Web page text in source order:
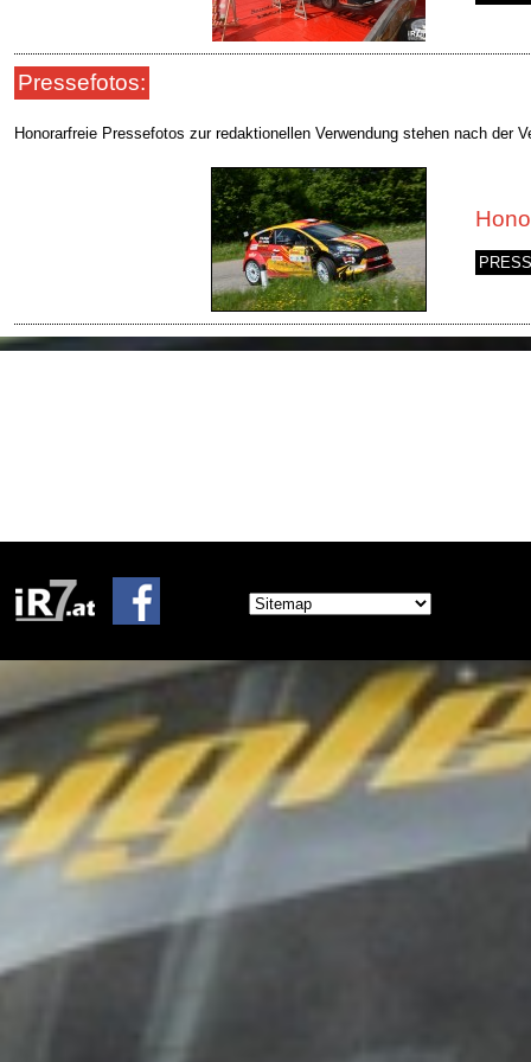
Pressefotos:
Honorarfreie Pressefotos zur redaktionellen Verwendung stehen nach der